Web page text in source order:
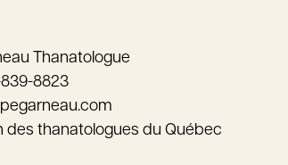
Thanatologue
839-8823
des thanatologues du Québec